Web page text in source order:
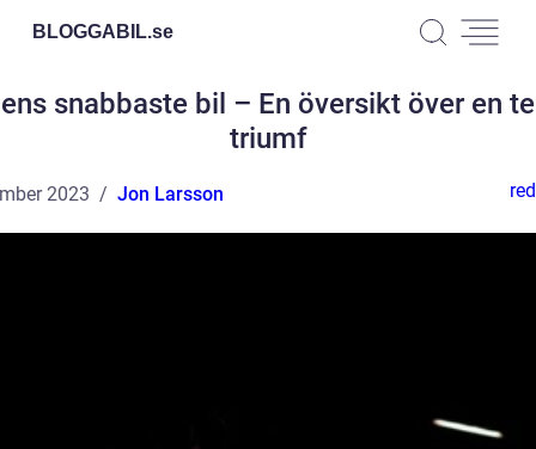
BLOGGABIL.se
snabbaste bil – En översikt över en
triumf
2023 Jon Larsson